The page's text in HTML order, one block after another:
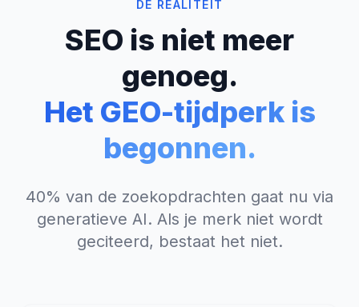
DE REALITEIT
SEO is niet meer
genoeg.
Het GEO-tijdperk is
begonnen.
40% van de zoekopdrachten gaat nu via
generatieve AI. Als je merk niet wordt
geciteerd, bestaat het niet.